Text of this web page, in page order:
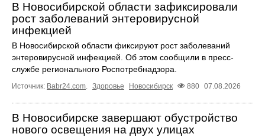
В Новосибирской области зафиксировали
рост заболеваний энтеровирусной
инфекцией
В Новосибирской области фиксируют рост заболеваний
энтеровирусной инфекцией. Об этом сообщили в пресс-
службе регионального Роспотребнадзора.
Источник: Babr24.com. Здоровье Новосибирск 880 07.08.2026
В Новосибирске завершают обустройство
нового освещения на двух улицах